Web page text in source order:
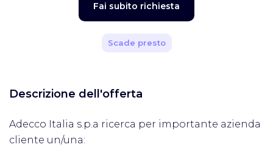
Fai subito richiesta
Scade presto
Descrizione dell'offerta
Adecco Italia s.p.a ricerca per importante azienda
cliente un/una: